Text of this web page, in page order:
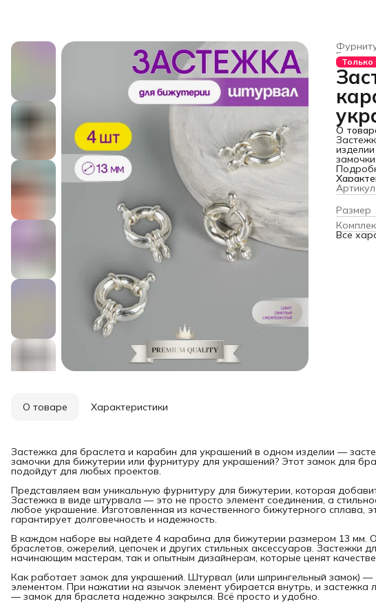
Главная
Только
О
замок
любых
виде
Артикул
Размер
Все
О товаре Характеристики
Застежка для браслета и карабин для украшений в одном изделии —
замочки для бижутерии или фурнитуру для украшений? Этот замок для
подойдут для любых проектов.
Представляем вам уникальную фурнитуру для бижутерии, которая
Застежка в виде штурвала — это не просто элемент соединения, а
любое украшение. Изготовленная из качественного бижутерного сплава,
гарантирует долговечность и надежность.
В каждом наборе вы найдете 4 карабина для бижутерии размером 13 мм.
браслетов, ожерелий, цепочек и других стильных аксессуаров. Застежки
начинающим мастерам, так и опытным дизайнерам, которые ценят
Как работает замок для украшений. Штурвал (или шпрингельный замок) —
элементом. При нажатии на язычок элемент убирается внутрь, и застежка
— замок для браслета надежно закрылся. Всё просто и удобно.